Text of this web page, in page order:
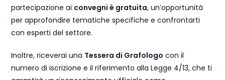
partecipazione ai convegni è gratuita, un’opportunità
per approfondire tematiche specifiche e confrontarti
con esperti del settore.
Inoltre, riceverai una Tessera di Grafologo con il
numero di iscrizione e il riferimento alla Legge 4/13, che ti